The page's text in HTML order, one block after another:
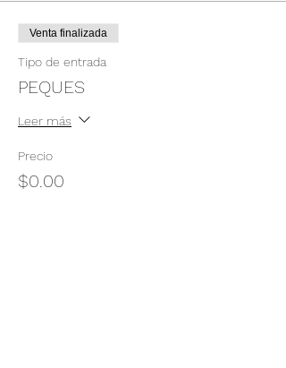
Venta finalizada
Tipo de entrada
PEQUES
Leer más
Precio
$0.00